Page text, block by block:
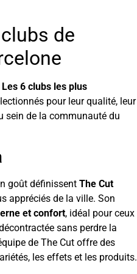
de
Les 6 clubs les plus
pour leur qualité, leur
sein de la communauté du
goût définissent The Cut
appréciés de la ville. Son
et confort, idéal pour ceux
sans perdre la
de The Cut offre des
les effets et les produits.